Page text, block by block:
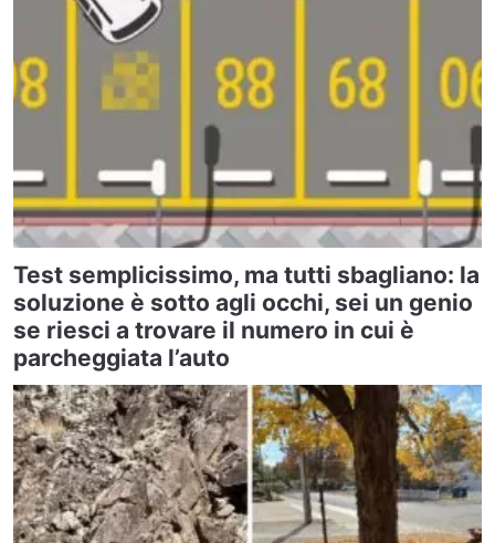
Test semplicissimo, ma tutti sbagliano: la
soluzione è sotto agli occhi, sei un genio
se riesci a trovare il numero in cui è
parcheggiata l’auto